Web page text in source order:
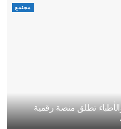
مجتمع
تطلق منصة رقمية